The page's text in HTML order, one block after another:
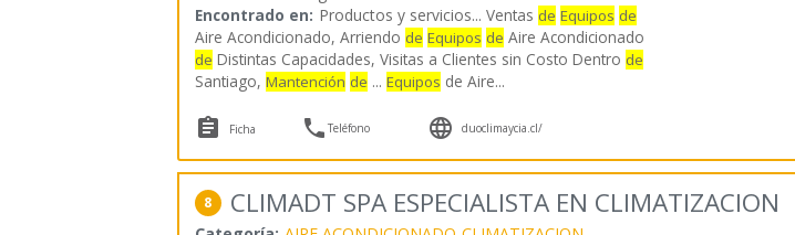
Encontrado en: Productos y servicios... Ventas de Equipos de
Aire Acondicionado, Arriendo de Equipos de Aire Acondicionado
de Distintas Capacidades, Visitas a Clientes sin Costo Dentro de
Santiago, Mantención de ... Equipos de Aire...
 Ficha Teléfono  duoclimaycia.cl/
8 CLIMADT SPA ESPECIALISTA EN CLIMATIZACION